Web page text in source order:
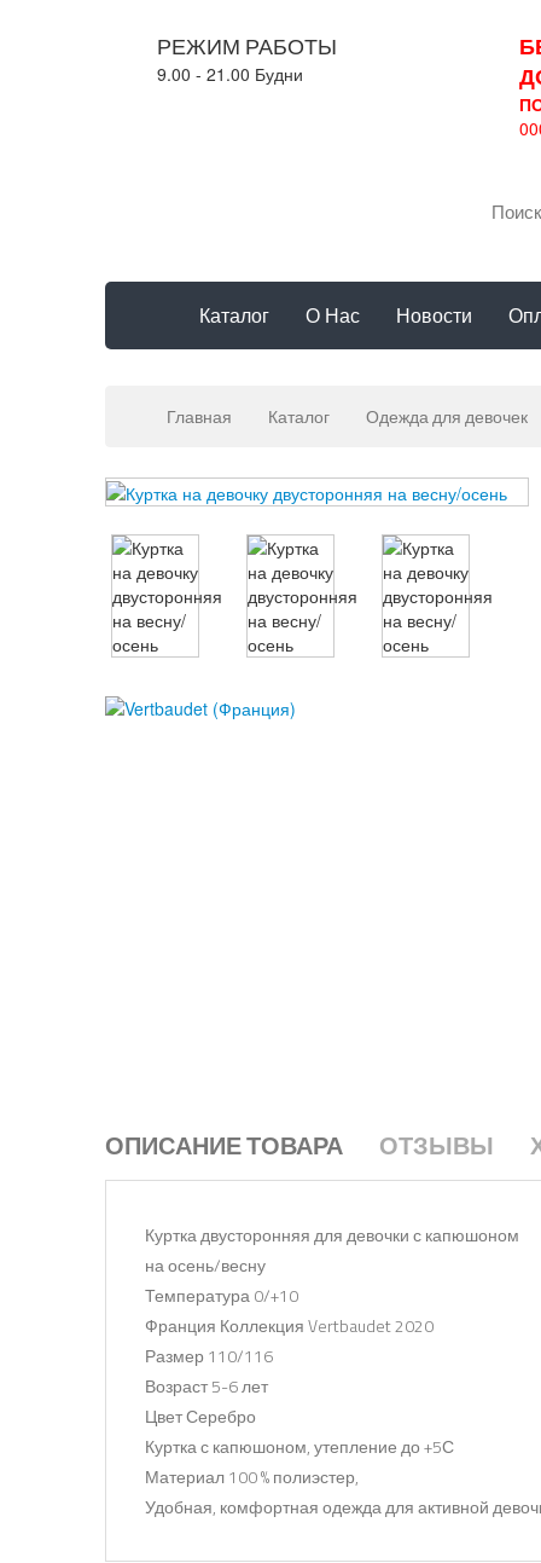
РЕЖИМ РАБОТЫ
9.00 - 21.00 Будни
Каталог О Нас Новости
Главная Каталог Одежда для девочек
ОПИСАНИЕ ТОВАРА ОТЗЫВЫ
Куртка двусторонняя для девочки с капюшоном
на осень/весну
Температура 0/+10
Франция Коллекция Vertbaudet 2020
Размер 110/116
Возраст 5-6 лет
Цвет Серебро
Куртка с капюшоном, утепление до +5С
Материал 100 % полиэстер,
Удобная, комфортная одежда для активной